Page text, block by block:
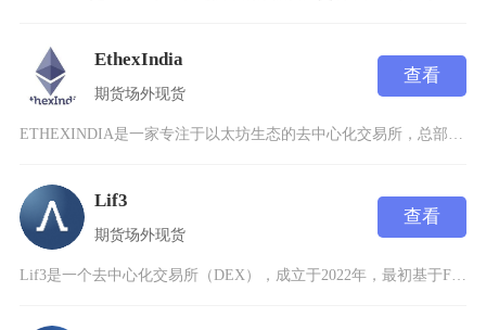
EthexIndia
期货场外现货
查看
Lif3
期货场外现货
查看
Lif3是一个去中心化交易所（DEX），成立于2022年，最初基于Fantom网络构建，后